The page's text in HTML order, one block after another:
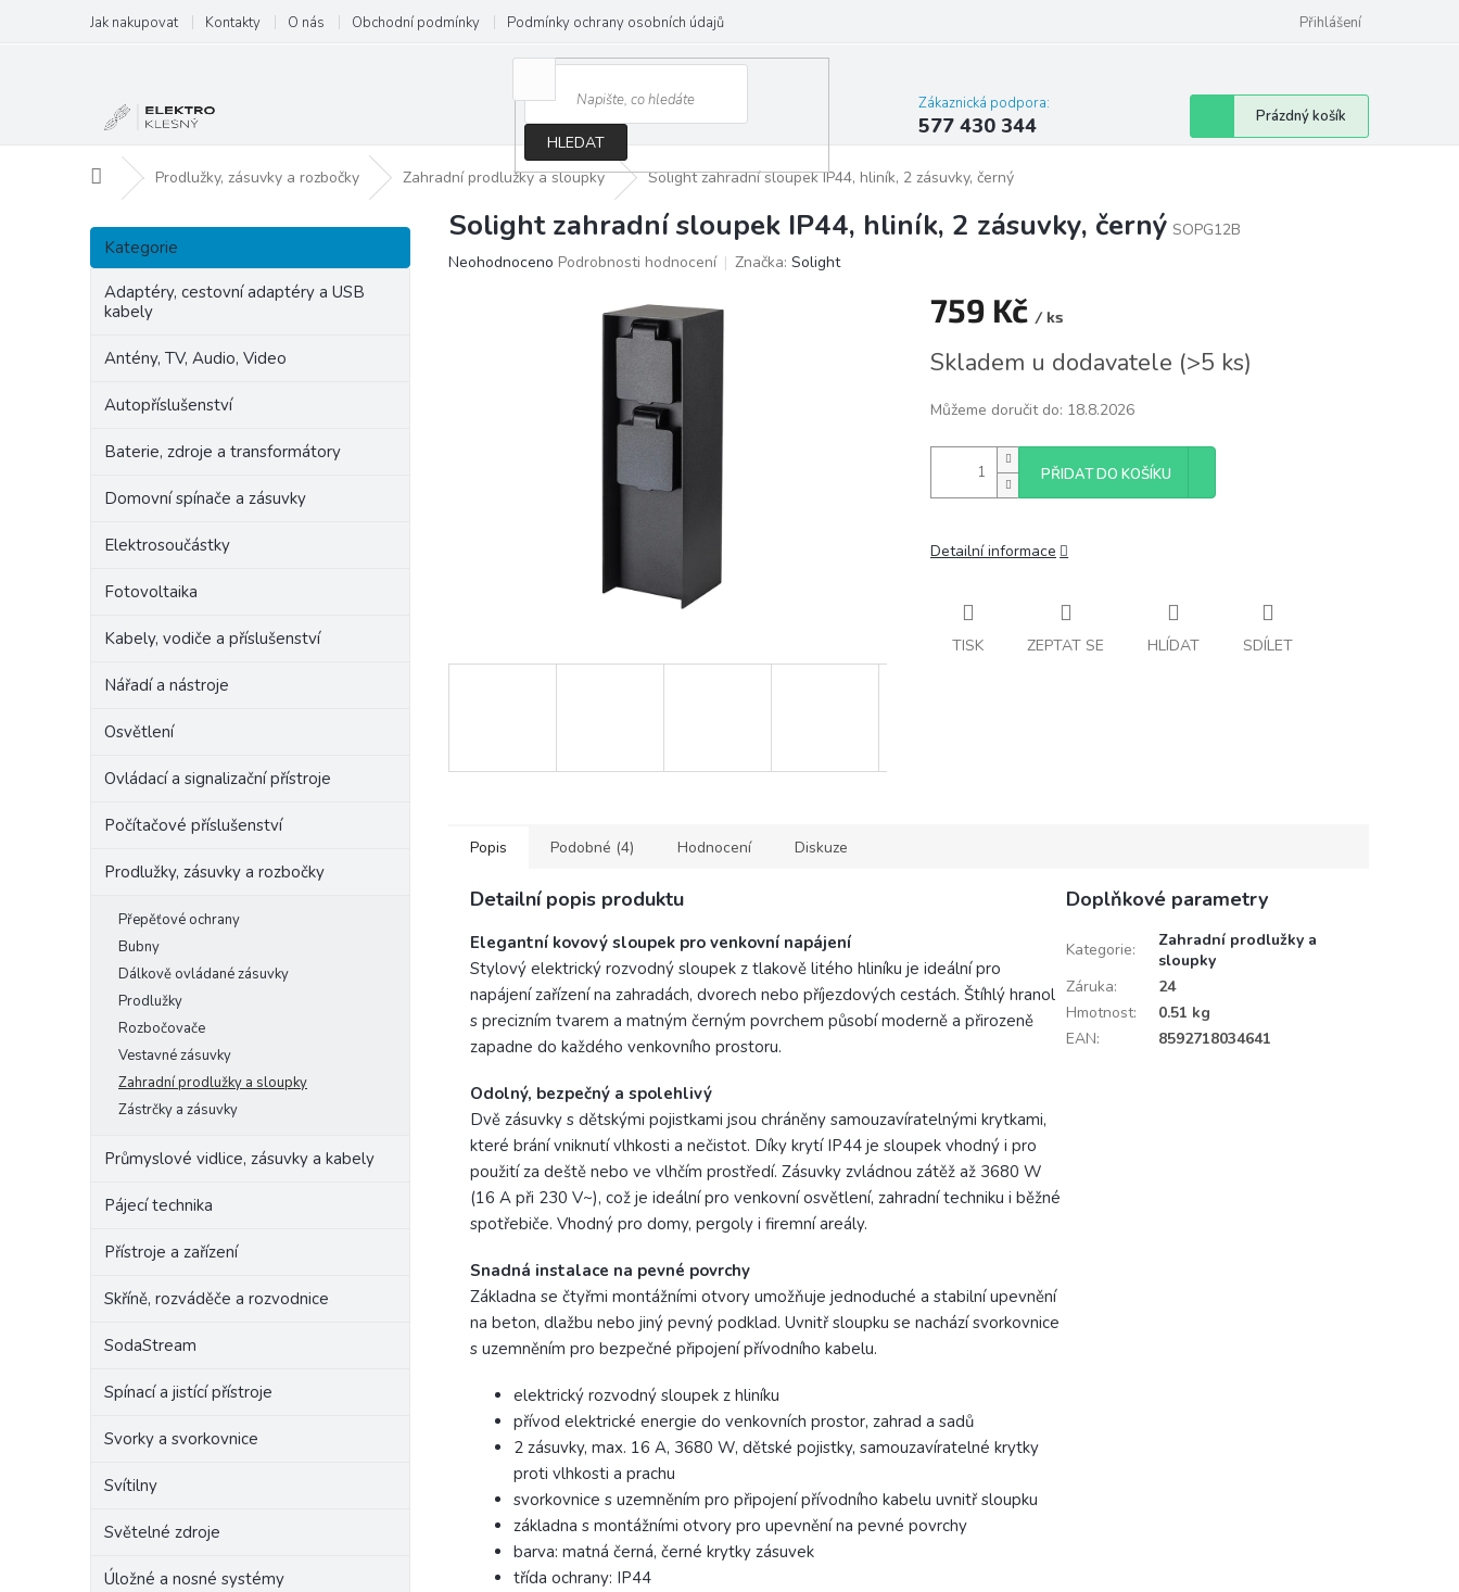
obsah
Jak nakupovat Kontakty O nás Obchodní podmínky Podmínky ochrany osobních údajů Přihlášení
HLEDAT
Zákaznická podpora:
577 430 344
Nákupní
košík
Prázdný košík
Domů Prodlužky, zásuvky a rozbočky Zahradní prodlužky a sloupky Solight zahradní sloupek IP44, hliník, 2 zásuvky, černý
P
s
Přeskočit
kategorie
Kategorie
Adaptéry, cestovní adaptéry a USB
kabely
Antény, TV, Audio, Video
Autopříslušenství
Baterie, zdroje a transformátory
Domovní spínače a zásuvky
Elektrosoučástky
Fotovoltaika
Kabely, vodiče a příslušenství
Nářadí a nástroje
Osvětlení
Ovládací a signalizační přístroje
Počítačové příslušenství
Prodlužky, zásuvky a rozbočky
Přepěťové ochrany
Bubny
Dálkově ovládané zásuvky
Prodlužky
Rozbočovače
Vestavné zásuvky
Zahradní prodlužky a sloupky
Zástrčky a zásuvky
Průmyslové vidlice, zásuvky a kabely
Pájecí technika
Přístroje a zařízení
Skříně, rozváděče a rozvodnice
SodaStream
Spínací a jistící přístroje
Svorky a svorkovnice
Svítilny
Světelné zdroje
Úložné a nosné systémy
Solight zahradní sloupek IP44, hliník, 2 zásuvky, černý SOPG12B
Průměrné
Neohodnoceno Podrobnosti hodnocení Značka: Solight
759 Kč / ks
cena:
Skladem u dodavatele (>5 ks)
Můžeme doručit do: 18.8.2026
PŘIDAT DO KOŠÍKU
Detailní informace
TISK ZEPTAT SE HLÍDAT SDÍLET
Popis Podobné (4) Hodnocení Diskuze
Detailní popis produktu
Elegantní kovový sloupek pro venkovní napájení
Stylový elektrický rozvodný sloupek z tlakově litého hliníku je ideální pro
napájení zařízení na zahradách, dvorech nebo příjezdových cestách. Štíhlý hranol
s precizním tvarem a matným černým povrchem působí moderně a přirozeně
zapadne do každého venkovního prostoru.
Odolný, bezpečný a spolehlivý
Dvě zásuvky s dětskými pojistkami jsou chráněny samouzavíratelnými krytkami,
které brání vniknutí vlhkosti a nečistot. Díky krytí IP44 je sloupek vhodný i pro
použití za deště nebo ve vlhčím prostředí. Zásuvky zvládnou zátěž až 3680 W
(16 A při 230 V~), což je ideální pro venkovní osvětlení, zahradní techniku i běžné
spotřebiče. Vhodný pro domy, pergoly i firemní areály.
Snadná instalace na pevné povrchy
Základna se čtyřmi montážními otvory umožňuje jednoduché a stabilní upevnění
na beton, dlažbu nebo jiný pevný podklad. Uvnitř sloupku se nachází svorkovnice
s uzemněním pro bezpečné připojení přívodního kabelu.
elektrický rozvodný sloupek z hliníku
přívod elektrické energie do venkovních prostor, zahrad a sadů
2 zásuvky, max. 16 A, 3680 W, dětské pojistky, samouzavíratelné krytky
proti vlhkosti a prachu
svorkovnice s uzemněním pro připojení přívodního kabelu uvnitř sloupku
základna s montážními otvory pro upevnění na pevné povrchy
barva: matná černá, černé krytky zásuvek
třída ochrany: IP44
Doplňkové parametry
Kategorie:
Zahradní prodlužky a
sloupky
Záruka:
24
Hmotnost:
0.51 kg
EAN: 8592718034641